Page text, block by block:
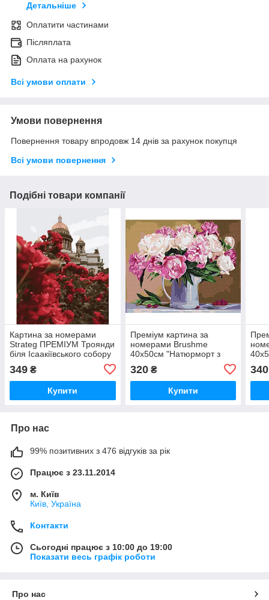
Детальніше
Оплатити частинами
Післяплата
Оплата на рахунок
Всі умови оплати
Умови повернення
Повернення товару впродовж 14 днів за рахунок покупця
Всі умови повернення
Подібні товари компанії
Картина за номерами
Strateg ПРЕМІУМ Троянди
біля Ісаакіївського собору
з лаком розміром 40х50
см (GS1241)
349 ₴
Купити
Преміум картина за
номерами Brushme
40x50см "Натюрморт з
320₴
Купити
340
Про нас
99% позитивних з 476 відгуків за рік
Працює з 23.11.2014
м. Київ
Київ, Україна
Контакти
Сьогодні працює з 10:00 до 19:00
Показати весь графік роботи
Про нас